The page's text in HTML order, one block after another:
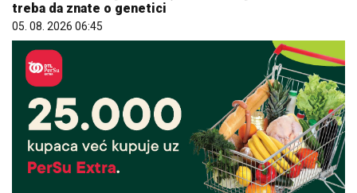
treba da znate o genetici
05. 08. 2026 06:45